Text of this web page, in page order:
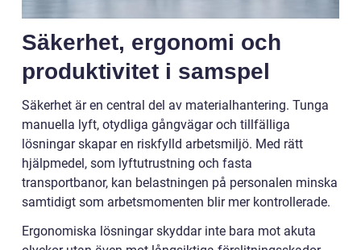
Säkerhet, ergonomi och
produktivitet i samspel
Säkerhet är en central del av materialhantering. Tunga
manuella lyft, otydliga gångvägar och tillfälliga
lösningar skapar en riskfylld arbetsmiljö. Med rätt
hjälpmedel, som lyftutrustning och fasta
transportbanor, kan belastningen på personalen minska
samtidigt som arbetsmomenten blir mer kontrollerade.
Ergonomiska lösningar skyddar inte bara mot akuta